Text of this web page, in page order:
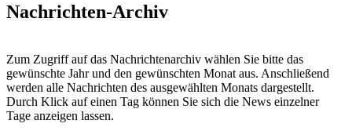
Nachrichten-Archiv
Zum Zugriff auf das Nachrichtenarchiv wählen Sie bitte das
gewünschte Jahr und den gewünschten Monat aus. Anschließend
werden alle Nachrichten des ausgewählten Monats dargestellt.
Durch Klick auf einen Tag können Sie sich die News einzelner
Tage anzeigen lassen.